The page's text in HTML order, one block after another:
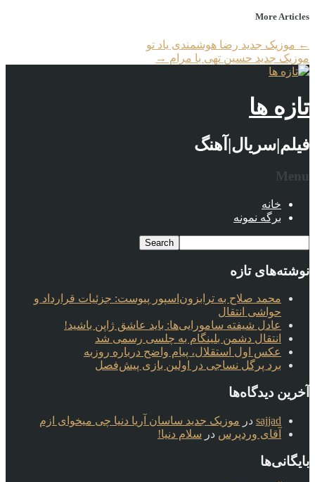
More Articles
← موزیک جدید رضا هوشمندی یاد تو
موزیک جدید حسین تهی با مرام →
تازه ها
فیلم|سریال|آهنگ
Menu
خانه
برگه نمونه
نوشته‌های تازه
محمد صلاح به ترابزون‌اسپور پیوست: جزئیات قرارداد و
حواشی انتقال
عادل شیفته سامورایی‌ها: باید عاشق ژاپن باشید!
انتقال دشمن بلینگام به چلسی رسمی شد
عکس اول استقلال، پیام واضح درباره روزبه
برد پرگل نساجی در اولین بازی پیش‌فصل
آخرین دیدگاه‌ها
sajjad در موزیک جدید ساسان آریا دنیا چی میخوای ازم
آقای وردپرس در سلام دنیا!
بایگانی‌ها